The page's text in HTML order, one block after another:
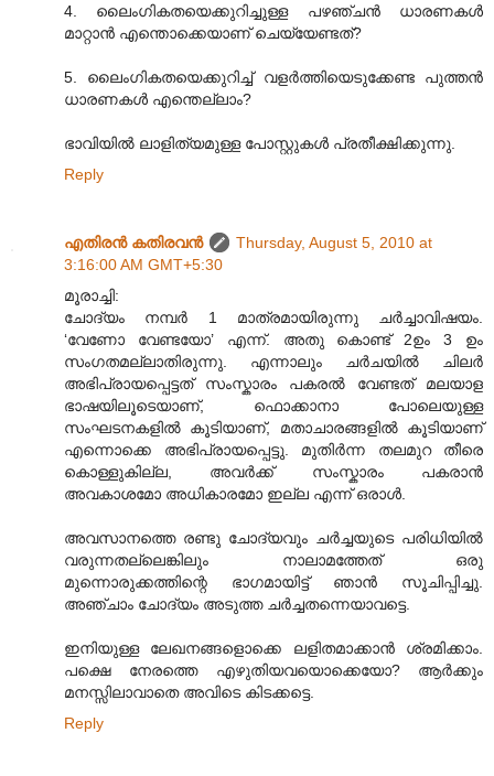
4. ലൈംഗികതയെക്കുറിച്ചുള്ള പഴഞ്ചന്‍ ധാരണകള്‍
മാറ്റാന്‍ എന്തൊക്കെയാണ് ചെയ്യേണ്ടത്?
5. ലൈംഗികതയെക്കുറിച്ച് വളര്‍ത്തിയെടുക്കേണ്ട പുത്തന്‍
ധാരണകള്‍ എന്തെല്ലാം?
ഭാവിയില്‍ ലാളിത്യമുള്ള പോസ്റ്റുകള്‍ പ്രതീക്ഷിക്കുന്നു.
Reply
എതിരന്‍ കതിരവന്‍
Thursday, August 5, 2010 at
3:16:00 AM GMT+5:30
മൂരാച്ചി:
ചോദ്യം നമ്പർ 1 മാത്രമായിരുന്നു ചർച്ചാവിഷയം.
‘വേണോ വേണ്ടയോ’ എന്ന്. അതു കൊണ്ട് 2ഉം 3 ഉം
സംഗതമല്ലാതിരുന്നു. എന്നാലും ചർചയിൽ ചിലർ
അഭിപ്രായപ്പെട്ടത് സംസ്കാരം പകരൽ വേണ്ടത് മലയാള
ഭാഷയിലൂടെയാണ്, ഫൊക്കാനാ പോലെയുള്ള
സംഘടനകളിൽ കൂടിയാണ്, മതാചാരങ്ങളിൽ കൂടിയാണ്
എന്നൊക്കെ അഭിപ്രായപ്പെട്ടു. മുതിർന്ന തലമുറ തീരെ
കൊള്ളുകില്ല, അവർക്ക് സംസ്കാരം പകരാൻ
അവകാശമോ അധികാരമോ ഇല്ല എന്ന് ഒരാൾ.
അവസാനത്തെ രണ്ടു ചോദ്യവും ചർച്ചയുടെ പരിധിയിൽ
വരുന്നതല്ലെങ്കിലും നാലാമത്തേത് ഒരു
മുന്നൊരുക്കത്തിന്റെ ഭാഗമായിട്ട് ഞാൻ സൂചിപ്പിച്ചു.
അഞ്ചാം ചോദ്യം അടുത്ത ചർച്ചതന്നെയാവട്ടെ.
ഇനിയുള്ള ലേഖനങ്ങളൊക്കെ ലളിതമാക്കാൻ ശ്രമിക്കാം.
പക്ഷെ നേരത്തെ എഴുതിയവയൊക്കെയോ? ആർക്കും
മനസ്സിലാവാതെ അവിടെ കിടക്കട്ടെ.
Reply